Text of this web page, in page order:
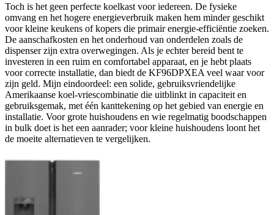
Toch is het geen perfecte koelkast voor iedereen. De fysieke
omvang en het hogere energieverbruik maken hem minder geschikt
voor kleine keukens of kopers die primair energie-efficiëntie zoeken.
De aanschafkosten en het onderhoud van onderdelen zoals de
dispenser zijn extra overwegingen. Als je echter bereid bent te
investeren in een ruim en comfortabel apparaat, en je hebt plaats
voor correcte installatie, dan biedt de KF96DPXEA veel waar voor
zijn geld. Mijn eindoordeel: een solide, gebruiksvriendelijke
Amerikaanse koel-vriescombinatie die uitblinkt in capaciteit en
gebruiksgemak, met één kanttekening op het gebied van energie en
installatie. Voor grote huishoudens en wie regelmatig boodschappen
in bulk doet is het een aanrader; voor kleine huishoudens loont het
de moeite alternatieven te vergelijken.